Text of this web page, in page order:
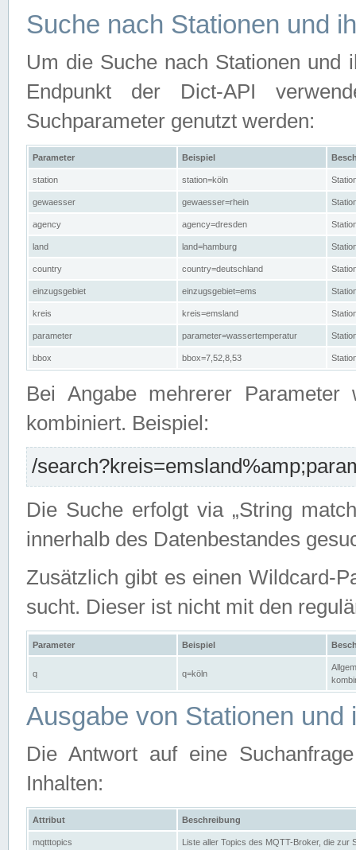
Suche nach Stationen und
Um die Suche nach Stationen und
Endpunkt der Dict-API
Suchparameter genutzt werden:
Parameter Beispiel
station station=köln
gewaesser gewaesser=rhein
agency agency=dresden
land land=hamburg
country country=deutschland
einzugsgebiet einzugsgebiet=ems
kreis kreis=emsland
parameter parameter=wassertemperatur
bbox bbox=7,52,8,53
Bei Angabe mehrerer Parameter
kombiniert. Beispiel:
/
Die Suche erfolgt via „String
innerhalb des Datenbestandes
Zusätzlich gibt es einen Wildcard-
sucht. Dieser ist nicht mit den
Parameter Beispiel
q q=köln
Ausgabe von Stationen und
Die Antwort auf eine
Inhalten:
Attribut Beschreibung
mqtttopics Liste aller Topics des MQTT-Broker, die zur